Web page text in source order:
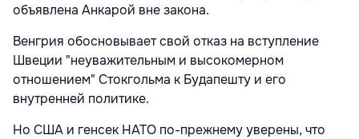
объявлена Анкарой вне закона.
Венгрия обосновывает свой отказ на вступление
Швеции "неуважительным и высокомерном
отношением" Стокгольма к Будапешту и его
внутренней политике.
Но США и генсек НАТО по-прежнему уверены, что